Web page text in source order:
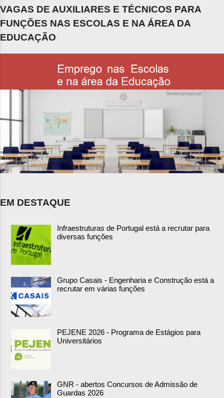
VAGAS DE AUXILIARES E TÉCNICOS PARA
FUNÇÕES NAS ESCOLAS E NA ÁREA DA
EDUCAÇÃO
EM DESTAQUE
Infraestruturas de Portugal está a recrutar para
diversas funções
Grupo Casais - Engenharia e Construção está a
recrutar em várias funções
PEJENE 2026 - Programa de Estágios para
Universitários
GNR - abertos Concursos de Admissão de
Guardas 2026